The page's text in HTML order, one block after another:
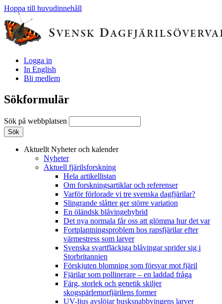
Hoppa till huvudinnehåll
Logga in
In English
Bli medlem
Sökformulär
Sök på webbplatsen
Aktuellt Nyheter och kalender
Nyheter
Aktuell fjärilsforskning
Hela artikellistan
Om forskningsartiklar och referenser
Varför förlorade vi tre svenska dagfjärilar?
Slingrande slåtter ger större variation
En öländsk blåvingehybrid
Det nya normala får oss att glömma hur det var
Fortplantningsproblem hos rapsfjärilar efter
värmestress som larver
Svenska svartfläckiga blåvingar sprider sig i
Storbritannien
Förskjuten blomning som försvar mot fjäril
Fjärilar som pollinerare – en laddad fråga
Färg, storlek och genetik skiljer
skogspärlemorfjärilens former
UV-ljus avslöjar busksnabbvingens larver